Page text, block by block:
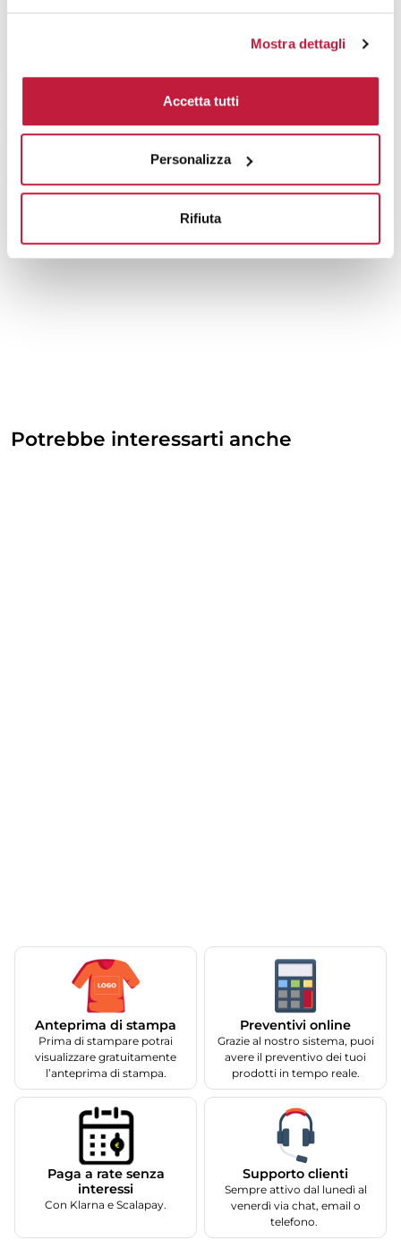
Mostra dettagli
Accetta tutti
Personalizza
Rifiuta
Potrebbe interessarti anche
Anteprima di stampa
Prima di stampare potrai
visualizzare gratuitamente
l’anteprima di stampa.
Preventivi online
Grazie al nostro sistema, puoi
avere il preventivo dei tuoi
prodotti in tempo reale.
Paga a rate senza
interessi
Con Klarna e Scalapay.
Supporto clienti
Sempre attivo dal lunedì al
venerdì via chat, email o
telefono.